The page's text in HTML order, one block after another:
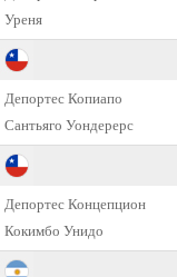
Уреня
Депортес Копиапо
Сантьяго Уондерерс
Депортес Концепцион
Кокимбо Унидо